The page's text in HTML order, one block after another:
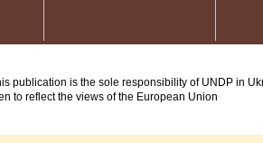
publication is the sole responsibility of UNDP in
to reflect the views of the European Union